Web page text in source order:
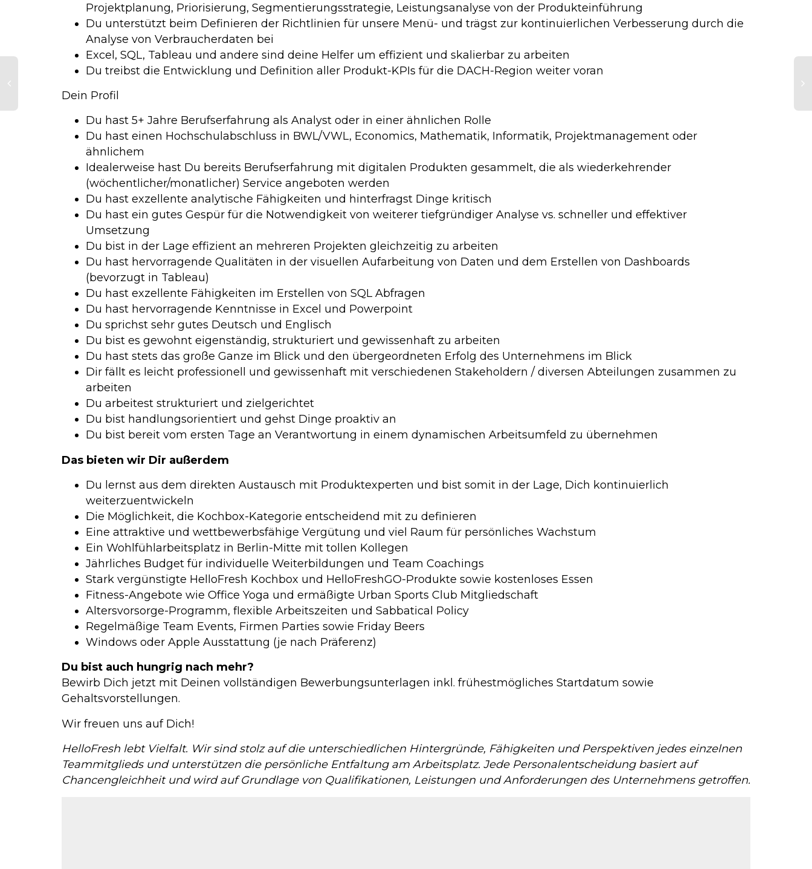
Projektplanung, Priorisierung, Segmentierungsstrategie, Leistungsanalyse von der Produkteinführung
Du unterstützt beim Definieren der Richtlinien für unsere Menü- und trägst zur kontinuierlichen Verbesserung durch die
Analyse von Verbraucherdaten bei
Excel, SQL, Tableau und andere sind deine Helfer um effizient und skalierbar zu arbeiten
Du treibst die Entwicklung und Definition aller Produkt-KPIs für die DACH-Region weiter voran
Dein Profil
Du hast 5+ Jahre Berufserfahrung als Analyst oder in einer ähnlichen Rolle
Du hast einen Hochschulabschluss in BWL/VWL, Economics, Mathematik, Informatik, Projektmanagement oder
ähnlichem
Idealerweise hast Du bereits Berufserfahrung mit digitalen Produkten gesammelt, die als wiederkehrender
(wöchentlicher/monatlicher) Service angeboten werden
Du hast exzellente analytische Fähigkeiten und hinterfragst Dinge kritisch
Du hast ein gutes Gespür für die Notwendigkeit von weiterer tiefgründiger Analyse vs. schneller und effektiver
Umsetzung
Du bist in der Lage effizient an mehreren Projekten gleichzeitig zu arbeiten
Du hast hervorragende Qualitäten in der visuellen Aufarbeitung von Daten und dem Erstellen von Dashboards
(bevorzugt in Tableau)
Du hast exzellente Fähigkeiten im Erstellen von SQL Abfragen
Du hast hervorragende Kenntnisse in Excel und Powerpoint
Du sprichst sehr gutes Deutsch und Englisch
Du bist es gewohnt eigenständig, strukturiert und gewissenhaft zu arbeiten
Du hast stets das große Ganze im Blick und den übergeordneten Erfolg des Unternehmens im Blick
Dir fällt es leicht professionell und gewissenhaft mit verschiedenen Stakeholdern / diversen Abteilungen zusammen zu
arbeiten
Du arbeitest strukturiert und zielgerichtet
Du bist handlungsorientiert und gehst Dinge proaktiv an
Du bist bereit vom ersten Tage an Verantwortung in einem dynamischen Arbeitsumfeld zu übernehmen
Das bieten wir Dir außerdem
Du lernst aus dem direkten Austausch mit Produktexperten und bist somit in der Lage, Dich kontinuierlich
weiterzuentwickeln
Die Möglichkeit, die Kochbox-Kategorie entscheidend mit zu definieren
Eine attraktive und wettbewerbsfähige Vergütung und viel Raum für persönliches Wachstum
Ein Wohlfühlarbeitsplatz in Berlin-Mitte mit tollen Kollegen
Jährliches Budget für individuelle Weiterbildungen und Team Coachings
Stark vergünstigte HelloFresh Kochbox und HelloFreshGO-Produkte sowie kostenloses Essen
Fitness-Angebote wie Office Yoga und ermäßigte Urban Sports Club Mitgliedschaft
Altersvorsorge-Programm, flexible Arbeitszeiten und Sabbatical Policy
Regelmäßige Team Events, Firmen Parties sowie Friday Beers
Windows oder Apple Ausstattung (je nach Präferenz)
Du bist auch hungrig nach mehr?
Bewirb Dich jetzt mit Deinen vollständigen Bewerbungsunterlagen inkl. frühestmögliches Startdatum sowie
Gehaltsvorstellungen.
Wir freuen uns auf Dich!
HelloFresh lebt Vielfalt. Wir sind stolz auf die unterschiedlichen Hintergründe, Fähigkeiten und Perspektiven jedes einzelnen
Teammitglieds und unterstützen die persönliche Entfaltung am Arbeitsplatz. Jede Personalentscheidung basiert auf
Chancengleichheit und wird auf Grundlage von Qualifikationen, Leistungen und Anforderungen des Unternehmens getroffen.